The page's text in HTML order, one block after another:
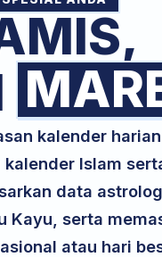
kalender
kalender Islam
data
Kayu, serta
atau hari